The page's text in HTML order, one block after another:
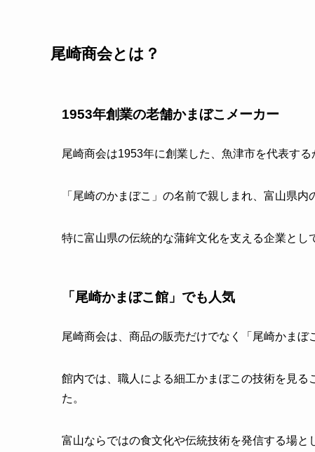
尾崎商会とは？
1953年創業の老舗かまぼこメーカー
尾崎商会は1953年に創業した、魚津市を代表する
「尾崎のかまぼこ」の名前で親しまれ、富山県
特に富山県の伝統的な蒲鉾文化を支える企業とし
「尾崎かまぼこ館」でも人気
尾崎商会は、商品の販売だけでなく「尾崎かまぼ
館内では、職人による細工かまぼこの技術を見
た。
富山ならではの食文化や伝統技術を発信する場と